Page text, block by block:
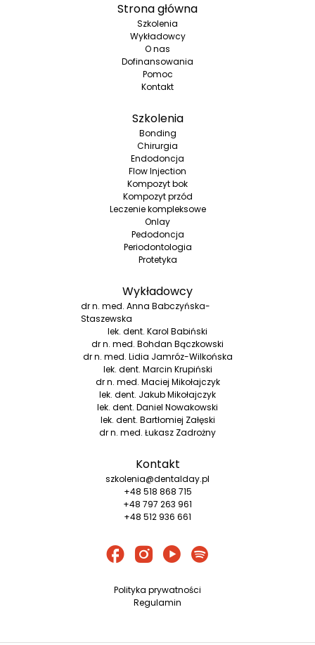
Strona główna
Szkolenia
Wykładowcy
O nas
Dofinansowania
Pomoc
Kontakt
Szkolenia
Bonding
Chirurgia
Endodoncja
Flow Injection
Kompozyt bok
Kompozyt przód
Leczenie kompleksowe
Onlay
Pedodoncja
Periodontologia
Protetyka
Wykładowcy
dr n. med. Anna Babczyńska-
Staszewska
lek. dent. Karol Babiński
dr n. med. Bohdan Bączkowski
dr n. med. Lidia Jamróz-Wilkońska
lek. dent. Marcin Krupiński
dr n. med. Maciej Mikołajczyk
lek. dent. Jakub Mikołajczyk
lek. dent. Daniel Nowakowski
lek. dent. Bartłomiej Załęski
dr n. med. Łukasz Zadrożny
Kontakt
szkolenia@dentalday.pl
+48 518 868 715
+48 797 263 961
+48 512 936 661
Polityka prywatności
Regulamin